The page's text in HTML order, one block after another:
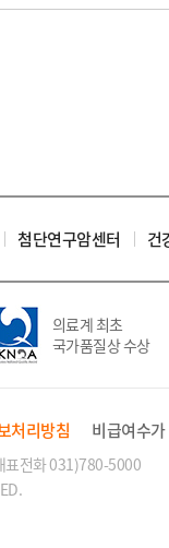
첨단연구암센터 건
의료계 최초
국가품질상 수상
처리방침 비급여수가
표전화 031)780-5000